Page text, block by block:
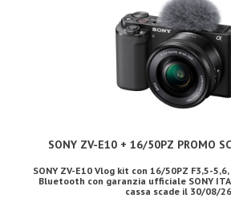
SONY ZV-E10 + 16/50PZ PROMO
SONY ZV-E10 Vlog kit con 16/50PZ F3,5-5,6,
Bluetooth con garanzia ufficiale SONY
cassa scade il 30/08/